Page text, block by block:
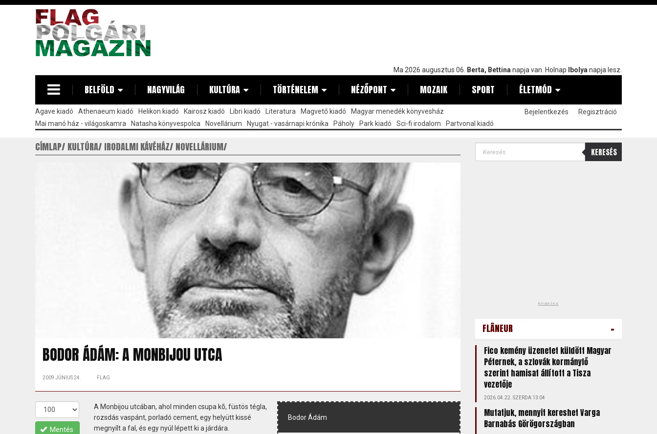
Ma 2026 augusztus 06. Berta, Bettina napja van. Holnap Ibolya napja lesz.
BELFÖLD NAGYVILÁG KULTÚRA TÖRTÉNELEM NÉZŐPONT MOZAIK SPORT ÉLETMÓD
Agave kiadó Athenaeum kiadó Helikon kiadó Kairosz kiadó Libri kiadó Literatura Magvető kiadó
Magyar menedék könyvesház
Mai manó ház - világoskamra
Natasha könyvespolca Novellárium Nyugat - vasárnapi krónika Páholy Park kiadó Sci-fi irodalom Partvonal kiadó
Bejelentkezés Regisztráció
CÍMLAP KULTÚRA IRODALMI KÁVÉHÁZ NOVELLÁRIUM
BODOR ÁDÁM: A MONBIJOU UTCA
2009 JÚNIUS 24. FLAG
Mentés
Bodor Ádám
A Monbijou utcában, ahol minden csupa kõ, füstös tégla,
rozsdás vaspánt, porladó cement, egy helyütt kissé
megnyílt a fal, és egy nyúl lépett ki a járdára.
KERESÉS
hirdetés
FLÂNEUR -
Fico kemény üzenetet küldött Magyar
Péternek, a szlovák kormányfő
szerint hamisat állított a Tisza
vezetője
2026.04.22. SZERDA 13:04
Mutatjuk, mennyit kereshet Varga
Barnabás Görögországban